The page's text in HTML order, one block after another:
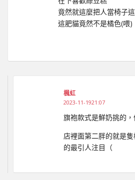
竟然就這麼把人當椅子
這肥貓竟然不是橘色(喂)
楓虹
2023-11-1921:07
旗袍款式是鮮奶挑的
店裡面第二胖的就是
的最引人注目（